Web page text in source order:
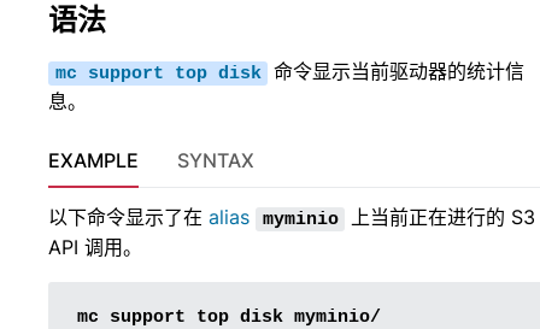
语法
mc support top disk
命令显示当前驱动器的统计信
息。
EXAMPLE
以下命令显示了在 alias myminio
上当前正在进行的 S3
API 调用。
mc support top disk
SYNTAX